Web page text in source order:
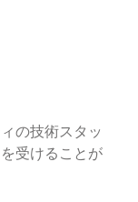
の技術スタッ
受けることが